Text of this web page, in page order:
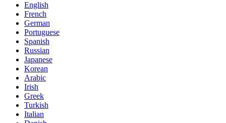
English
French
German
Portuguese
Spanish
Russian
Japanese
Korean
Arabic
Irish
Greek
Turkish
Italian